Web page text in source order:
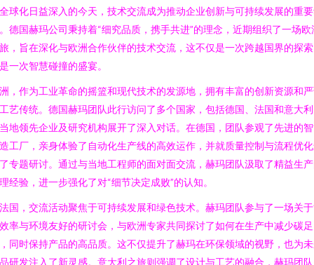
球化日益深入的今天，技术交流成为推动企业创新与可持续发展的重
德国赫玛公司秉持着“细究品质，携手共进”的理念，近期组织了一场欧
，旨在深化与欧洲合作伙伴的技术交流，这不仅是一次跨越国界的探
一次智慧碰撞的盛宴。
，作为工业革命的摇篮和现代技术的发源地，拥有丰富的创新资源和
艺传统。德国赫玛团队此行访问了多个国家，包括德国、法国和意大
地领先企业及研究机构展开了深入对话。在德国，团队参观了先进的
工厂，亲身体验了自动化生产线的高效运作，并就质量控制与流程优
专题研讨。通过与当地工程师的面对面交流，赫玛团队汲取了精益生
经验，进一步强化了对“细节决定成败”的认知。
国，交流活动聚焦于可持续发展和绿色技术。赫玛团队参与了一场关
率与环境友好的研讨会，与欧洲专家共同探讨了如何在生产中减少碳足
同时保持产品的高品质。这不仅提升了赫玛在环保领域的视野，也为
研发注入了新灵感。意大利之旅则强调了设计与工艺的融合，赫玛团